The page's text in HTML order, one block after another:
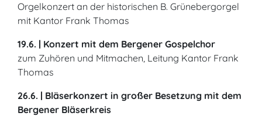
Orgelkonzert an der historischen B. Grünebergorgel
mit Kantor Frank Thomas
19.6. | Konzert mit dem Bergener Gospelchor
zum Zuhören und Mitmachen, Leitung Kantor Frank
Thomas
26.6. | Bläserkonzert in großer Besetzung mit dem
Bergener Bläserkreis